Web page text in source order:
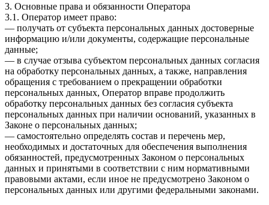
3. Основные права и обязанности Оператора
3.1. Оператор имеет право:
— получать от субъекта персональных данных достоверные
информацию и/или документы, содержащие персональные
данные;
— в случае отзыва субъектом персональных данных согласия
на обработку персональных данных, а также, направления
обращения с требованием о прекращении обработки
персональных данных, Оператор вправе продолжить
обработку персональных данных без согласия субъекта
персональных данных при наличии оснований, указанных в
Законе о персональных данных;
— самостоятельно определять состав и перечень мер,
необходимых и достаточных для обеспечения выполнения
обязанностей, предусмотренных Законом о персональных
данных и принятыми в соответствии с ним нормативными
правовыми актами, если иное не предусмотрено Законом о
персональных данных или другими федеральными законами.